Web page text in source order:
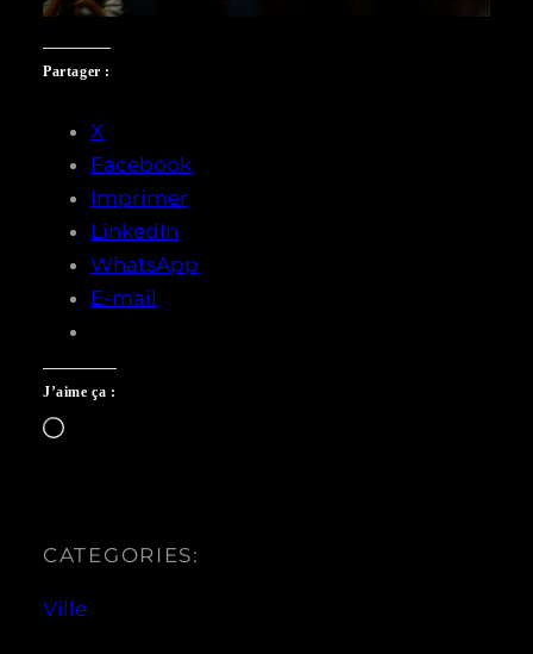
Partager :
X
Facebook
Imprimer
LinkedIn
WhatsApp
E-mail
J’aime ça :
Chargement…
CATEGORIES:
Ville